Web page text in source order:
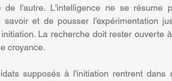
de l'autre. L'intelligence ne se résume
et de pousser l'expérimentation
La recherche doit rester ouverte
croyance.
supposés à l'initiation rentrent dans